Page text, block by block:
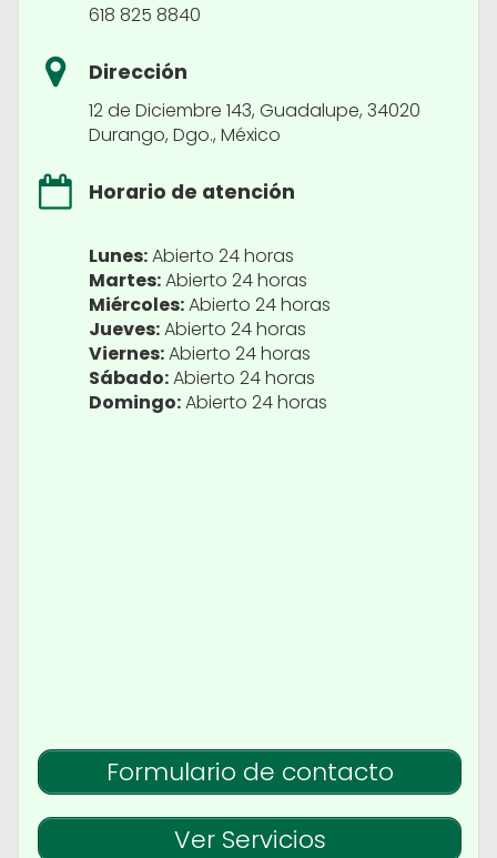
618 825 8840
Dirección
12 de Diciembre 143, Guadalupe, 34020
Durango, Dgo., México
Horario de atención
Lunes:Abierto 24 horas
Martes:Abierto 24 horas
Miércoles:Abierto 24 horas
Jueves:Abierto 24 horas
Viernes:Abierto 24 horas
Sábado:Abierto 24 horas
Domingo:Abierto 24 horas
Formulario de contacto
Ver Servicios